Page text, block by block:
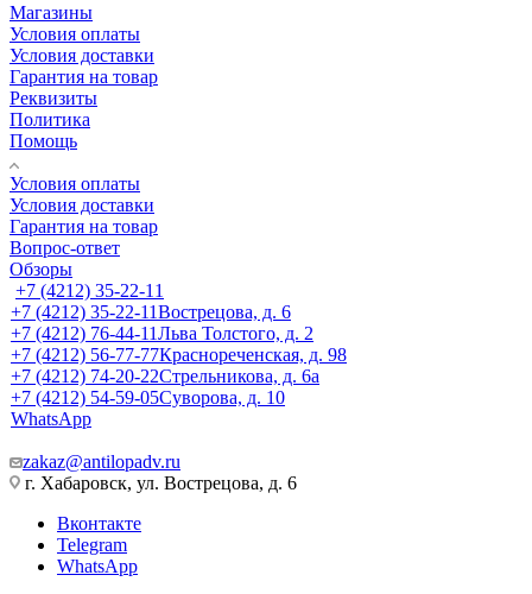
Магазины
Условия оплаты
Условия доставки
Гарантия на товар
Реквизиты
Политика
Помощь
Условия оплаты
Условия доставки
Гарантия на товар
Вопрос-ответ
Обзоры
+7 (4212) 35-22-11
+7 (4212) 35-22-11Вострецова, д. 6
+7 (4212) 76-44-11Льва Толстого, д. 2
+7 (4212) 56-77-77Краснореченская, д. 98
+7 (4212) 74-20-22Стрельникова, д. 6а
+7 (4212) 54-59-05Суворова, д. 10
WhatsApp
zakaz@antilopadv.ru
г. Хабаровск, ул. Вострецова, д. 6
Вконтакте
Telegram
WhatsApp